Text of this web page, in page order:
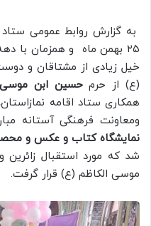
به گزارش روابط عمومی ستاد
۲۵ بهمن ماه و همزمان با
خیل زیادی از مشتاقان و
(ع) از حرمحسین ابن موسی
همکاری ستاد اقامه
ومعاونت فرهنگی آستانه
نمایشگاه کتاب و عکس و
شد که مورد استقبال
موسی الکاظم (ع) قرار گرفت.